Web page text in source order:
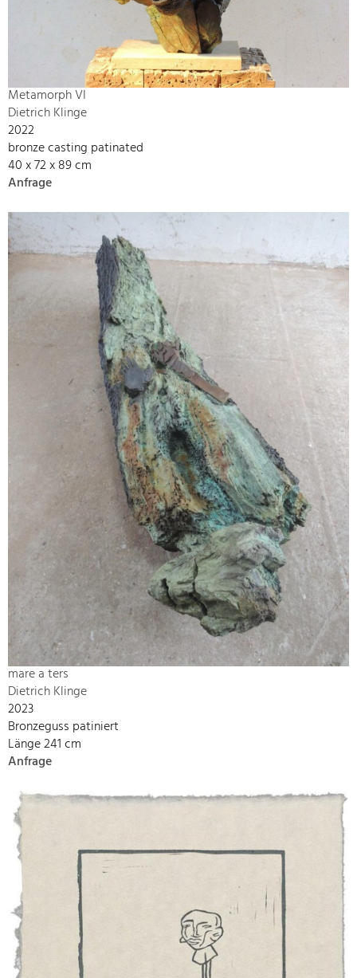
Metamorph VI
Dietrich Klinge
2022
bronze casting patinated
40 x 72 x 89 cm
Anfrage
mare a ters
Dietrich Klinge
2023
Bronzeguss patiniert
Länge 241 cm
Anfrage